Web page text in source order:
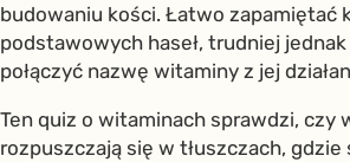
budowaniu kości. Łatwo zapamiętać
podstawowych haseł, trudniej jednak
połączyć nazwę witaminy z jej
Ten quiz o witaminach sprawdzi, czy
rozpuszczają się w tłuszczach, gdzie